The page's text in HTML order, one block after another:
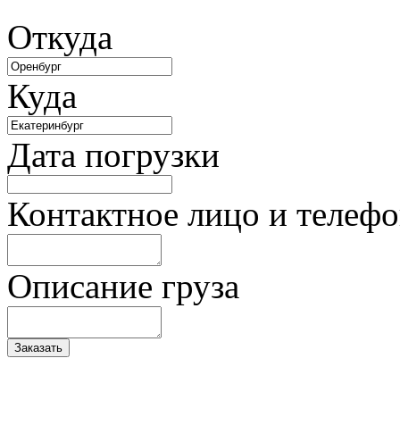
Откуда
Куда
Дата погрузки
Контактное лицо и
Описание груза
Заказать